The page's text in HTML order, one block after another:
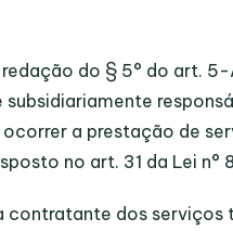
do § 5° do art. 5-
subsidiariamente
a prestação de
no art. 31 da Lei n°
contratante dos serviços